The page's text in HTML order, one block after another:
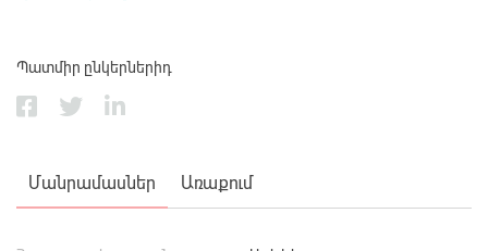
Պատմիր ընկերներիդ
Մանրամասներ Առաքում